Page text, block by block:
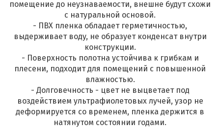
помещение до неузнаваемости, внешне будут схожи
с натуральной основой.
- ПВХ пленка обладает герметичностью,
выдерживает воду, не образует конденсат внутри
конструкции.
- Поверхность полотна устойчива к грибкам и
плесени, подходит для помещений с повышенной
влажностью.
- Долговечность - цвет не выцветает под
воздействием ультрафиолетовых лучей, узор не
деформируется со временем, пленка держится в
натянутом состоянии годами.